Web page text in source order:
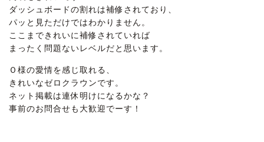
ダッシュボードの割れは補修されており、
パッと見ただけではわかりません。
ここまできれいに補修されていれば
まったく問題ないレベルだと思います。
Ｏ様の愛情を感じ取れる、
きれいなゼロクラウンです。
ネット掲載は連休明けになるかな？
事前のお問合せも大歓迎でーす！